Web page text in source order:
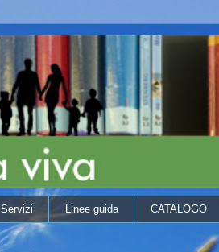
Servizi Linee guida CATALOGO